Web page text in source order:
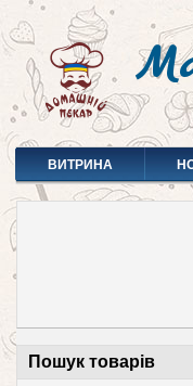
ВИТРИНА
Пошук товарів